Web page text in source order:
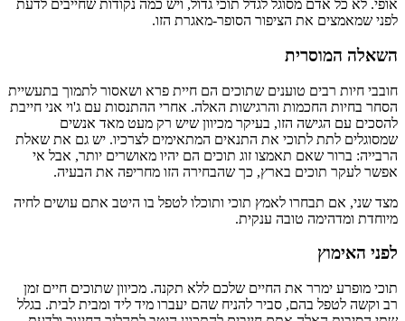
אופי. לא כל אדם מסוגל לגדל תוכי גדול, ויש כמה נקודות שחייבים לדעת
לפני שמאמצים את הציפור הסופר-מאגרת הזו.
השאלה המוסרית
חובבי חיות רבים טוענים שתוכים הם חיית פרא ושאסור לתמוך בתעשיית
הסחר בחיות החכמות והרגישות האלה. אחרי ההתנסות עם ג'וי אני חייבת
להסכים עם הגישה הזו, בעיקר מכיוון שיש רק מעט מאד אנשים
שמסוגלים לתת לתוכי את התנאים המתאימים לצרכיו. יש גם את שאלת
הרבייה: ברור שאם תאמצו זוג תוכים הם יהיו מאושרים יותר, אבל אי
אפשר לעקר תוכים בארץ, כך שהבחירה הזו מחריפה את הבעיה.
מצד שני, אם תבחרו לאמץ תוכי ותוכלו לטפל בו היטב אתם עושים לחיה
מיוחדת ומדהימה טובה ענקית.
לפני האימוץ
תוכי מופרע ימרר את החיים שלכם ללא תקנה. מכיוון שתוכים חיים זמן
רב וקשה לטפל בהם, סביר להניח שהם יעברו מיד ליד ומבית לבית. בגלל